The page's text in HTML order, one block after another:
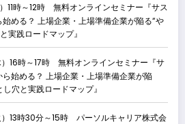
11時～12時 無料オンラインセミナー『サス
める？ 上場企業・上場準備企業が陥る“や
実践ロードマップ』
）16時～17時 無料オンラインセミナー『サ
始める？ 上場企業・上場準備企業が陥
穴と実践ロードマップ』
）13時30分～15時 パーソルキャリア株式会